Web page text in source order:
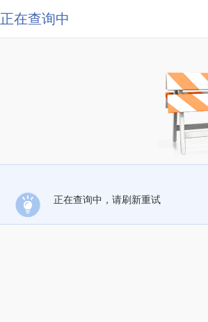
正在查询中
正在查询中，请刷新重试